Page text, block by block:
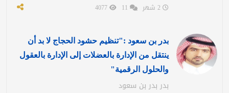
بدر بن سعود :"تنظيم حشود الحجاج لا بد أن
ينتقل من الإدارة بالعضلات إلى الإدارة بالعقول
والحلول الرقمية"
بدر بدر بن سعود